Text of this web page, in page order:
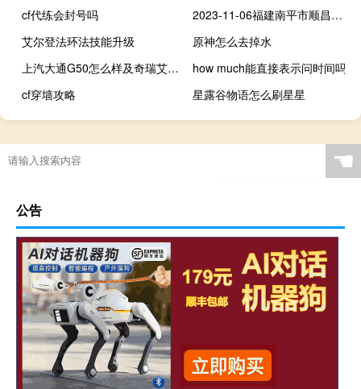
cf代练会封号吗
2023-11-06福建南平市顺昌县(鹿茸菇)的报价是多少
艾尔登法环法技能升级
原神怎么去掉水
上汽大通G50怎么样及奇瑞艾瑞泽GX怎么样
how much能直接表示问时间吗
cf穿墙攻略
星露谷物语怎么刷星星
☚
公告